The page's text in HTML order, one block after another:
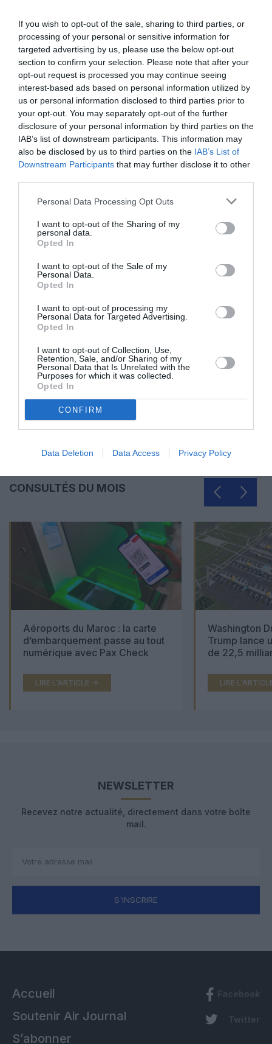
If you wish to opt-out of the sale, sharing to third parties, or
processing of your personal or sensitive information for
targeted advertising by us, please use the below opt-out
section to confirm your selection. Please note that after your
opt-out request is processed you may continue seeing
interest-based ads based on personal information utilized by
us or personal information disclosed to third parties prior to
your opt-out. You may separately opt-out of the further
disclosure of your personal information by third parties on the
IAB’s list of downstream participants. This information may
also be disclosed by us to third parties on the IAB’s List of
Downstream Participants that may further disclose it to other
Personal Data Processing Opt Outs
I want to opt-out of the Sharing of my
personal data.
Opted In
I want to opt-out of the Sale of my
Personal Data.
Opted In
I want to opt-out of processing my
Personal Data for Targeted Advertising.
Opted In
I want to opt-out of Collection, Use,
Retention, Sale, and/or Sharing of my
Personal Data that Is Unrelated with the
Purposes for which it was collected.
Opted In
CONFIRM
Data Deletion Data Access Privacy Policy
DERNIERS COMMENTAIRES
Manfoua commenté l'article :
Pyramides, croisières et mer Rouge : l’Égypte mise sur
une saison record malgré le contexte géopolitique
TFFRYYZa commenté l'article :
Pointe‑à‑Pitre – Panama City : Air France ouvre un pont
aérien vers l’Amérique latine
ABONNEMENT
PUBLICITÉ
MASQUÉE
PSEUDONYME
COMMENTAIRE
EN SAVOIR PLUS
CONSULTÉS DU MOIS
01
Aéroports du Maroc : la carte
d’embarquement passe au tout
numérique avec Pax Check
LIRE L'ARTICLE
Washington
Trump lance
de 22,5
LIRE
NEWSLETTER
Recevez notre actualité, directement dans votre boîte
mail.
S'INSCRIRE
Accueil
Soutenir Air Journal
S’abonner